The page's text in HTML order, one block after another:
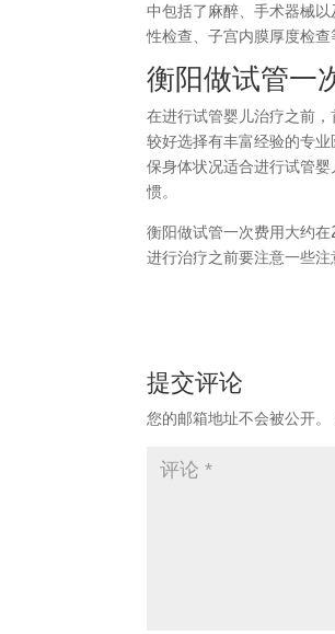
中包括了麻醉、手术器械
性检查、子宫内膜厚度检
衡阳做试管一
在进行试管婴儿治疗之前
较好选择有丰富经验的专
保身体状况适合进行试管
惯。
衡阳做试管一次费用大约
进行治疗之前要注意一些
提交评论
您的邮箱地址不会被公开。